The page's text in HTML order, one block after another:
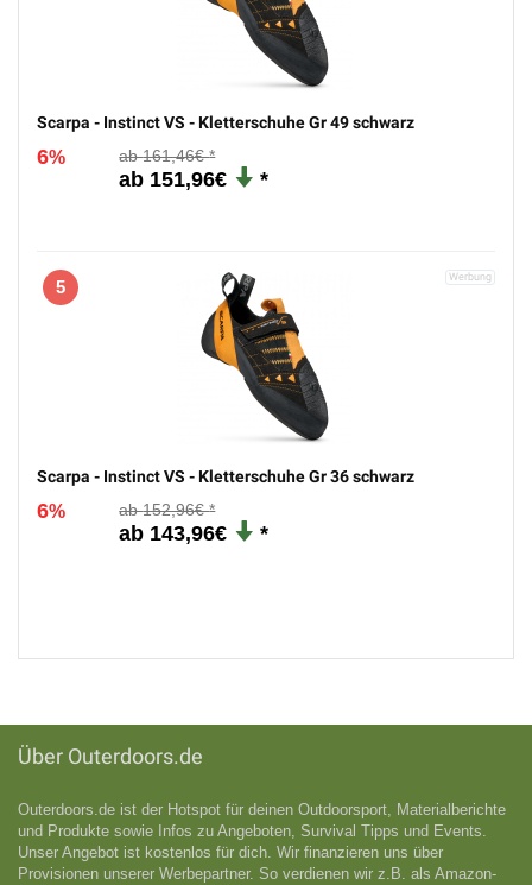
Scarpa - Instinct VS - Kletterschuhe Gr 49 schwarz
6% 161,46€
151,96€
5
Scarpa - Instinct VS - Kletterschuhe Gr 36 schwarz
6% 152,96€
143,96€
Über Outerdoors.de
Outerdoors.de ist der Hotspot für deinen Outdoorsport, Materialberichte
und Produkte sowie Infos zu Angeboten, Survival Tipps und Events.
Unser Angebot ist kostenlos für dich. Wir finanzieren uns über
Provisionen unserer Werbepartner. So verdienen wir z.B. als Amazon-